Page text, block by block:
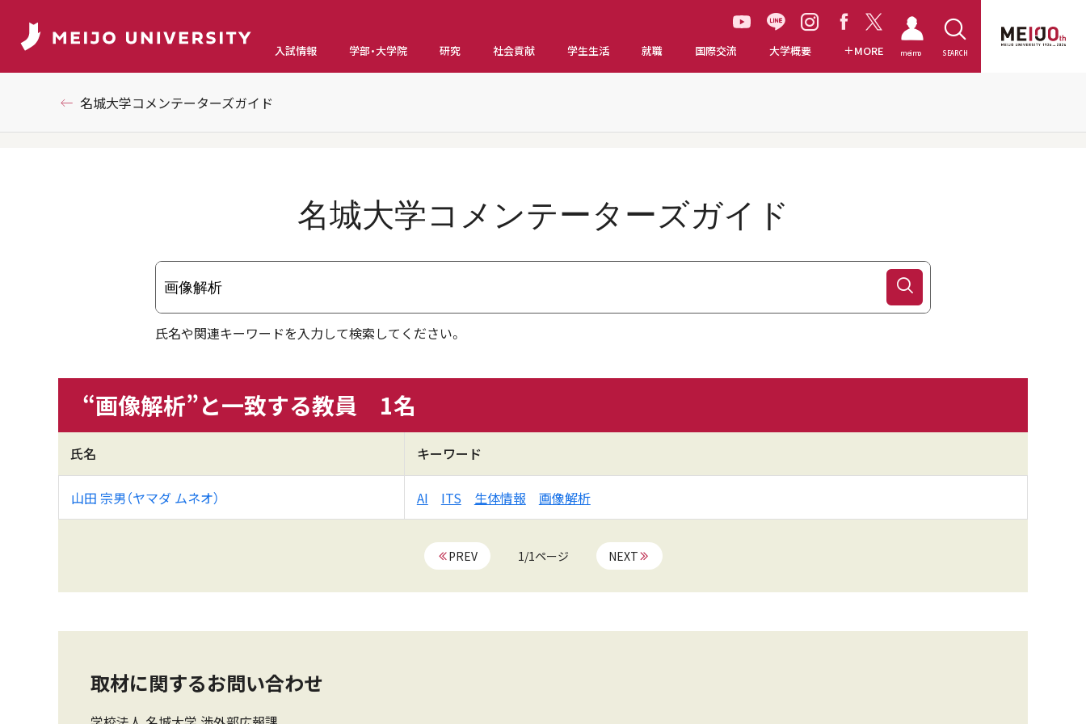
入試情報 学部・大学院 研究 社会貢献 学生生活 就職 国際交流 大学概要 MORE meimo SEARCH
名城大学コメンテーターズガイド
名城大学コメンテーターズガイド
氏名や関連キーワードを入力して検索してください。
“画像解析”と一致する教員 1名
氏名 キーワード
山田 宗男（ヤマダ ムネオ） AI ITS 生体情報 画像解析
PREV 1/1ページ NEXT
取材に関するお問い合わせ